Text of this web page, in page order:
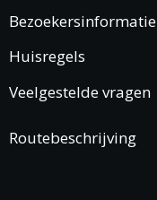
Bezoekersinformatie
Huisregels
Veelgestelde vragen
Routebeschrijving